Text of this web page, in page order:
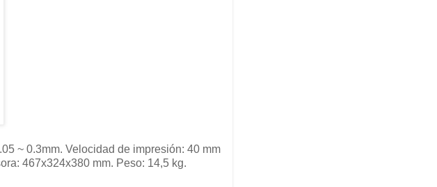
~ 0.3mm. Velocidad de impresión: 40 mm
467x324x380 mm. Peso: 14,5 kg.